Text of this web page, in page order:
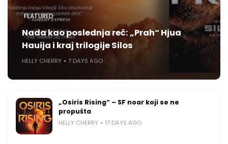
FEATURED
Nada kao poslednja reč: „Prah“ Hjua
Hauija i kraj trilogije Silos
HELLY CHERRY 7 DAYS AGO
„Osiris Rising“ – SF noar koji se ne
propušta
HELLY CHERRY 17 DAYS AGO